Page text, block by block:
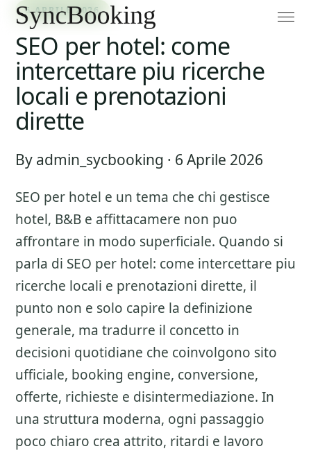
6 APRILE 2026
SEO per hotel: come
intercettare piu ricerche
locali e prenotazioni
dirette
By admin_sycbooking · 6 Aprile 2026
SEO per hotel e un tema che chi gestisce
hotel, B&B e affittacamere non puo
affrontare in modo superficiale. Quando si
parla di SEO per hotel: come intercettare piu
ricerche locali e prenotazioni dirette, il
punto non e solo capire la definizione
generale, ma tradurre il concetto in
decisioni quotidiane che coinvolgono sito
ufficiale, booking engine, conversione,
offerte, richieste e disintermediazione. In
una struttura moderna, ogni passaggio
poco chiaro crea attrito, ritardi e lavoro